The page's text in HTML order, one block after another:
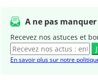
A ne pas manquer
Recevez nos astuces et
En savoir plus sur notre